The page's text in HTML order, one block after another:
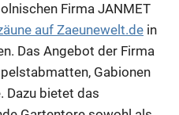
Firma JANMET
auf Zaeunewelt.de in
Das Angebot der Firma
Gabionen
Dazu bietet das